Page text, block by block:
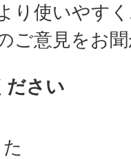
り使いやす
ご意見をお
ださい